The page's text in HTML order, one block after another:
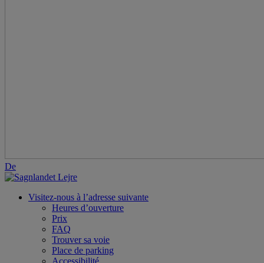
De
Visitez-nous à l’adresse suivante
Heures d’ouverture
Prix
FAQ
Trouver sa voie
Place de parking
Accessibilité